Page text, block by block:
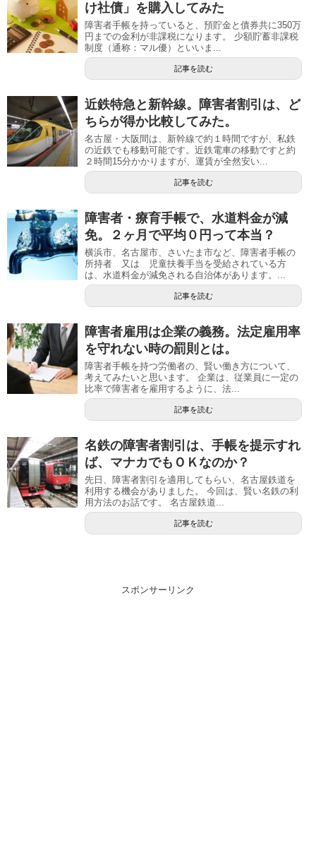
け社債」を購入してみた
障害者手帳を持っていると、預貯金と債券共に350万
円までの金利が非課税になります。 少額貯蓄非課税
制度（通称：マル優）といいま...
記事を読む
近鉄特急と新幹線。障害者割引は、ど
ちらが得か比較してみた。
名古屋・大阪間は、新幹線で約１時間ですが、私鉄
の近鉄でも移動可能です。近鉄電車の移動ですと約
２時間15分かかりますが、運賃が全然安い...
記事を読む
障害者・療育手帳で、水道料金が減
免。２ヶ月で平均０円って本当？
横浜市、名古屋市、さいたま市など、障害者手帳の
所持者 又は 児童扶養手当を受給されている方
は、水道料金が減免される自治体があります。...
記事を読む
障害者雇用は企業の義務。法定雇用率
を守れない時の罰則とは。
障害者手帳を持つ労働者の、賢い働き方について、
考えてみたいと思います。 企業は、従業員に一定の
比率で障害者を雇用するように、法...
記事を読む
名鉄の障害者割引は、手帳を提示すれ
ば、マナカでもＯＫなのか？
先日、障害者割引を適用してもらい、名古屋鉄道を
利用する機会がありました。 今回は、賢い名鉄の利
用方法のお話です。 名古屋鉄道...
記事を読む
スポンサーリンク